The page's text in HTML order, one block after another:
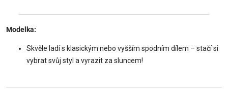
Modelka:
Skvěle ladí s klasickým nebo vyšším spodním dílem – stačí si
vybrat svůj styl a vyrazit za sluncem!